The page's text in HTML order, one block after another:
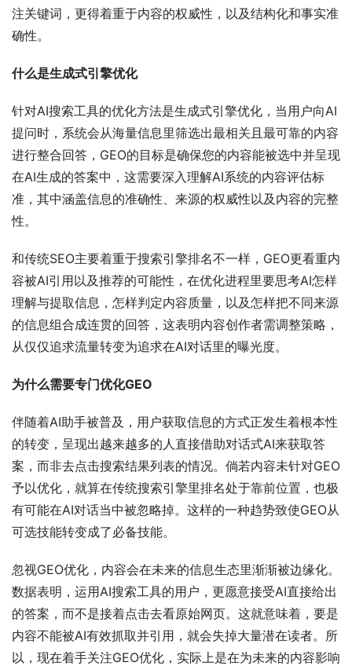
注关键词，更得着重于内容的权威性，以及结构化和事实准
确性。
什么是生成式引擎优化
针对AI搜索工具的优化方法是生成式引擎优化，当用户向AI
提问时，系统会从海量信息里筛选出最相关且最可靠的内容
进行整合回答，GEO的目标是确保您的内容能被选中并呈现
在AI生成的答案中，这需要深入理解AI系统的内容评估标
准，其中涵盖信息的准确性、来源的权威性以及内容的完整
性。
和传统SEO主要着重于搜索引擎排名不一样，GEO更看重内
容被AI引用以及推荐的可能性，在优化进程里要思考AI怎样
理解与提取信息，怎样判定内容质量，以及怎样把不同来源
的信息组合成连贯的回答，这表明内容创作者需调整策略，
从仅仅追求流量转变为追求在AI对话里的曝光度。
为什么需要专门优化GEO
伴随着AI助手被普及，用户获取信息的方式正发生着根本性
的转变，呈现出越来越多的人直接借助对话式AI来获取答
案，而非去点击搜索结果列表的情况。倘若内容未针对GEO
予以优化，就算在传统搜索引擎里排名处于靠前位置，也极
有可能在AI对话当中被忽略掉。这样的一种趋势致使GEO从
可选技能转变成了必备技能。
忽视GEO优化，内容会在未来的信息生态里渐渐被边缘化。
数据表明，运用AI搜索工具的用户，更愿意接受AI直接给出
的答案，而不是接着点击去看原始网页。这就意味着，要是
内容不能被AI有效抓取并引用，就会失掉大量潜在读者。所
以，现在着手关注GEO优化，实际上是在为未来的内容影响